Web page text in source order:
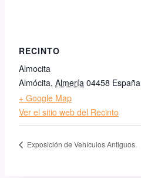
RECINTO
Almocita
Almócita, Almería 04458 España
+ Google Map
Ver el sitio web del Recinto
Exposición de Vehículos Antiguos.